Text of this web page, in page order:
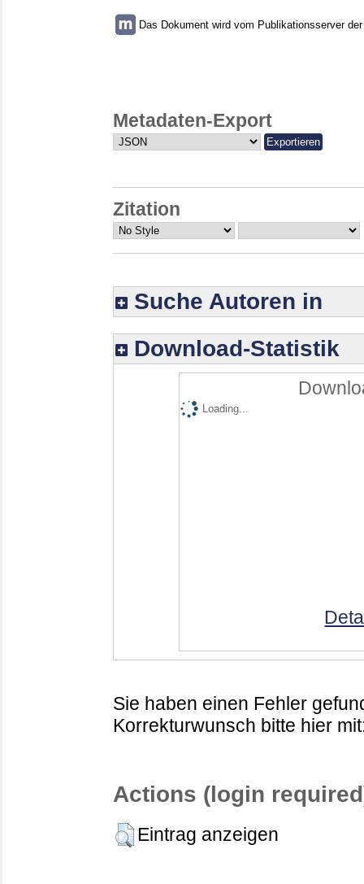
Das Dokument wird vom Publikationsserver
Metadaten-Export
Zitation
Suche Autoren in
Download-Statistik
Loading...
Sie haben einen Fehler
Korrekturwunsch bitte hier
Actions (login
Eintrag anzeigen